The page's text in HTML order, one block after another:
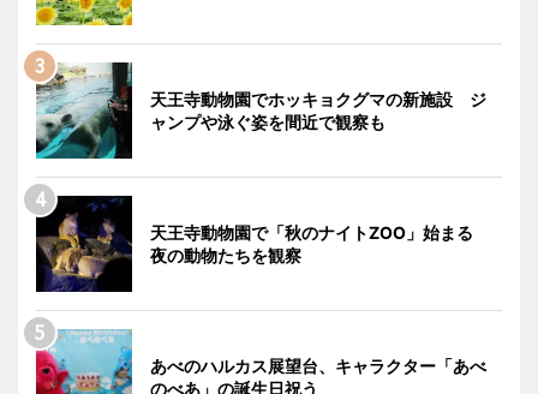
天王寺動物園でホッキョクグマの新施設 ジ
ャンプや泳ぐ姿を間近で観察も
天王寺動物園で「秋のナイトZOO」始まる
夜の動物たちを観察
あべのハルカス展望台、キャラクター「あべ
のべあ」の誕生日祝う